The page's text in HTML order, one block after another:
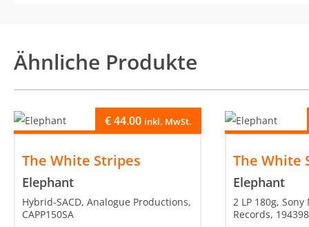
Ähnliche Produkte
The White Stripes
Elephant
€44.00 inkl. MwSt.
Hybrid-SACD, Analogue Productions,
CAPP150SA
The White
Elephant
2 LP 180g,
Records,